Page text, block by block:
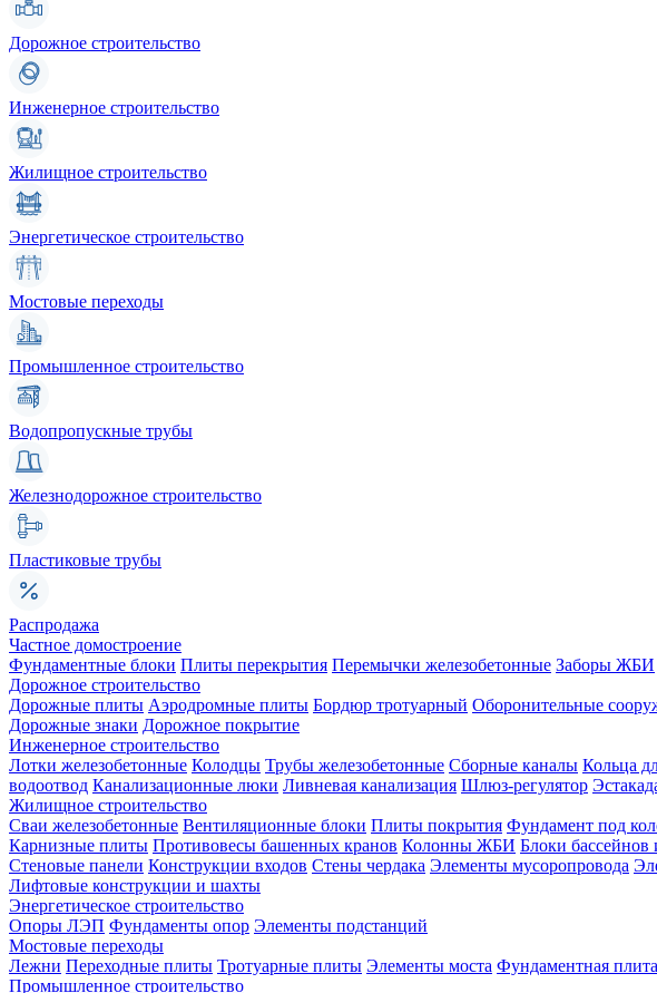
Дорожное строительство
Инженерное строительство
Жилищное строительство
Энергетическое строительство
Мостовые переходы
Промышленное строительство
Водопропускные трубы
Железнодорожное строительство
Пластиковые трубы
Распродажа
Частное домостроение
Фундаментные блоки Плиты перекрытия Перемычки железобетонные Заборы ЖБИ
Дорожное строительство
Дорожные плиты Аэродромные плиты Бордюр тротуарный Оборонительные
Дорожные знаки Дорожное покрытие
Инженерное строительство
Лотки железобетонные Колодцы Трубы железобетонные Сборные каналы Кольца
водоотвод Канализационные люки Ливневая канализация Шлюз-регулятор
Жилищное строительство
Сваи железобетонные Вентиляционные блоки Плиты покрытия Фундамент под
Карнизные плиты Противовесы башенных кранов Колонны ЖБИ Блоки бассейнов
Стеновые панели Конструкции входов Стены чердака Элементы мусоропровода
Лифтовые конструкции и шахты
Энергетическое строительство
Опоры ЛЭП Фундаменты опор Элементы подстанций
Мостовые переходы
Лежни Переходные плиты Тротуарные плиты Элементы моста Фундаментная плита
Промышленное строительство